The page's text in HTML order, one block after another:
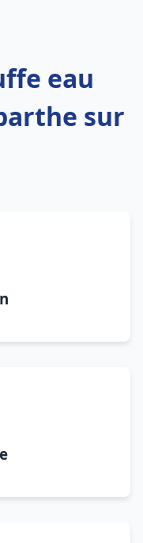
eau
sur